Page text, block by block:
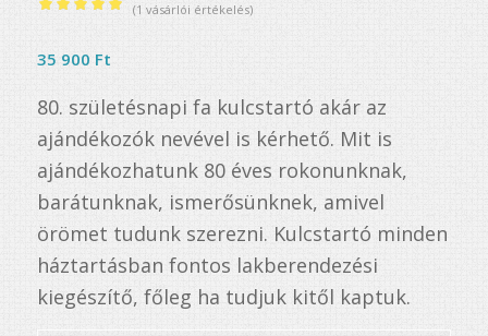
5.00az 5-
1
értékelés
alapján
(1 vásárlói értékelés)
35 900 Ft
80. születésnapi fa kulcstartó akár az
ajándékozók nevével is kérhető. Mit is
ajándékozhatunk 80 éves rokonunknak,
barátunknak, ismerősünknek, amivel
örömet tudunk szerezni. Kulcstartó minden
háztartásban fontos lakberendezési
kiegészítő, főleg ha tudjuk kitől kaptuk.